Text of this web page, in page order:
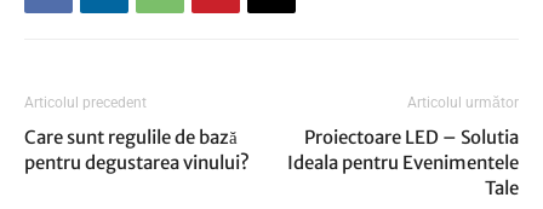
Articolul precedent
Care sunt regulile de bază
pentru degustarea vinului?
Articolul următor
Proiectoare LED – Solutia
Ideala pentru Evenimentele
Tale